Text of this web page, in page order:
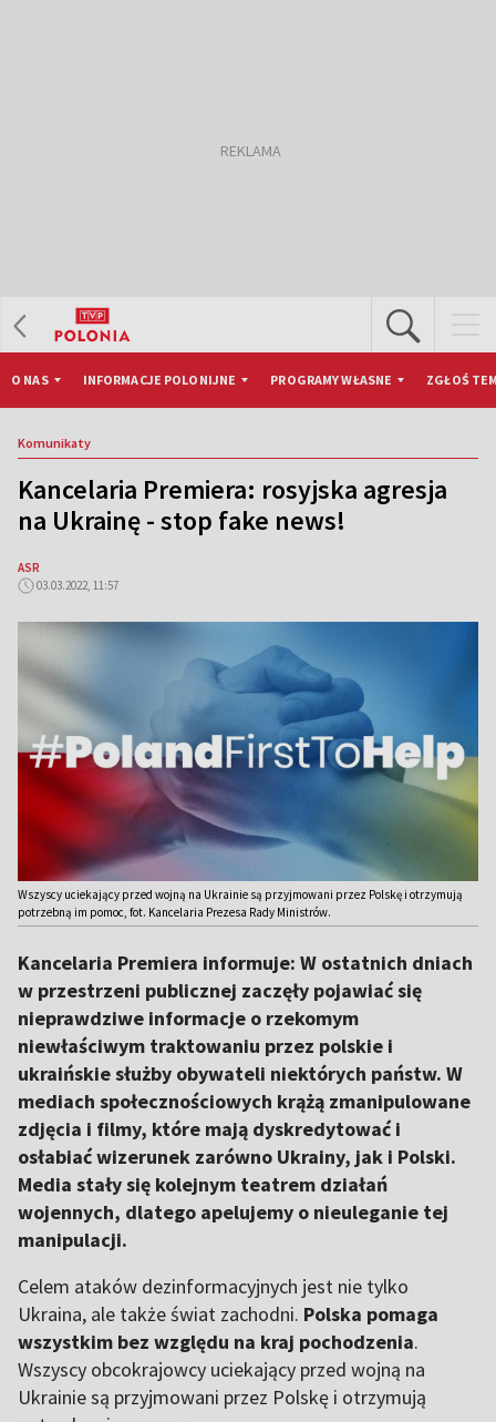
O NAS INFORMACJE POLONIJNE PROGRAMY WŁASNE ZGŁOŚ
Komunikaty
Kancelaria Premiera: rosyjska agresja
na Ukrainę - stop fake news!
ASR
03.03.2022, 11:57
Wszyscy uciekający przed wojną na Ukrainie są przyjmowani przez Polskę i otrzymują
potrzebną im pomoc, fot. Kancelaria Prezesa Rady Ministrów.
Kancelaria Premiera informuje: W ostatnich dniach
w przestrzeni publicznej zaczęły pojawiać się
nieprawdziwe informacje o rzekomym
niewłaściwym traktowaniu przez polskie i
ukraińskie służby obywateli niektórych państw. W
mediach społecznościowych krążą zmanipulowane
zdjęcia i filmy, które mają dyskredytować i
osłabiać wizerunek zarówno Ukrainy, jak i Polski.
Media stały się kolejnym teatrem działań
wojennych, dlatego apelujemy o nieuleganie tej
manipulacji.
Celem ataków dezinformacyjnych jest nie tylko
Ukraina, ale także świat zachodni. Polska pomaga
wszystkim bez względu na kraj pochodzenia.
Wszyscy obcokrajowcy uciekający przed wojną na
Ukrainie są przyjmowani przez Polskę i otrzymują